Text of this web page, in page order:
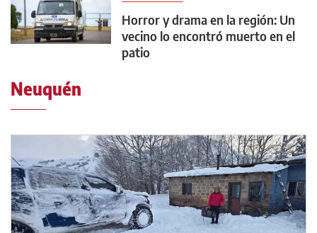
Horror y drama en la región: Un
vecino lo encontró muerto en el
patio
Neuquén